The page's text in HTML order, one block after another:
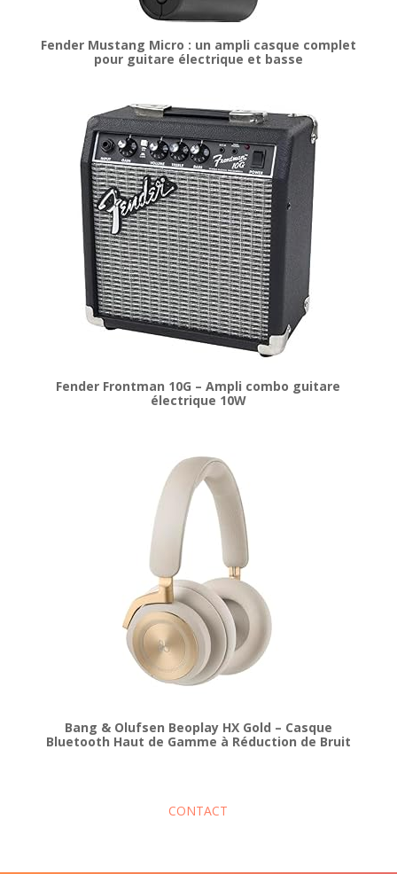
Fender Mustang Micro : un ampli casque complet
pour guitare électrique et basse
Fender Frontman 10G – Ampli combo guitare
électrique 10W
Bang & Olufsen Beoplay HX Gold – Casque
Bluetooth Haut de Gamme à Réduction de Bruit
CONTACT